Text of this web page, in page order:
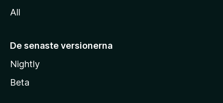
All
De senaste versionerna
Nightly
Beta